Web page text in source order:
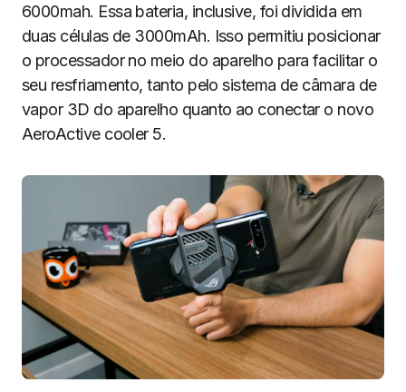
6000mah. Essa bateria, inclusive, foi dividida em
duas células de 3000mAh. Isso permitiu posicionar
o processador no meio do aparelho para facilitar o
seu resfriamento, tanto pelo sistema de câmara de
vapor 3D do aparelho quanto ao conectar o novo
AeroActive cooler 5.